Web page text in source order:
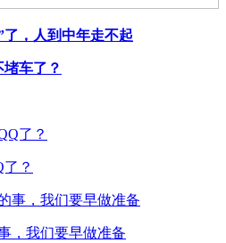
，人到中年走不起
车了？
？
，我们要早做准备